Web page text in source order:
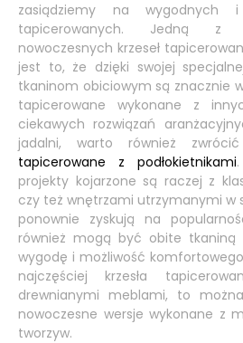
zasiądziemy na wygodnych i
tapicerowanych. Jedną z
nowoczesnych krzeseł
jest to, że dzięki swojej
tkaninom obiciowym są znacznie
tapicerowane wykonane z
ciekawych rozwiązań
jadalni, warto również
tapicerowane z podłokietnikami
projekty kojarzone są raczej z
czy też wnętrzami utrzymanymi w
ponownie zyskują na
również mogą być obite tkaniną
wygodę i możliwość
najczęściej krzesła
drewnianymi meblami, to
nowoczesne wersje wykonane z
tworzyw.